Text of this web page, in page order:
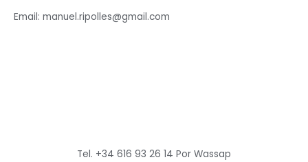
Email: manuel.ripolles@gmail.com
Tel. +34 616 93 26 14 Por Wassap